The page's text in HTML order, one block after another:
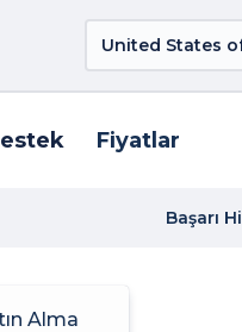
Fiyatlar
Başarı
Alma